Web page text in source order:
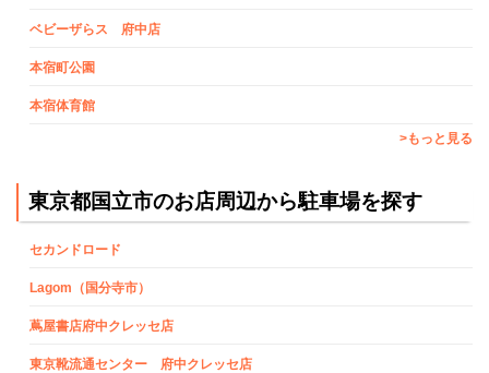
ベビーザらス 府中店
本宿町公園
本宿体育館
>もっと見る
東京都国立市のお店周辺から駐車場を探す
セカンドロード
Lagom（国分寺市）
蔦屋書店府中クレッセ店
東京靴流通センター 府中クレッセ店